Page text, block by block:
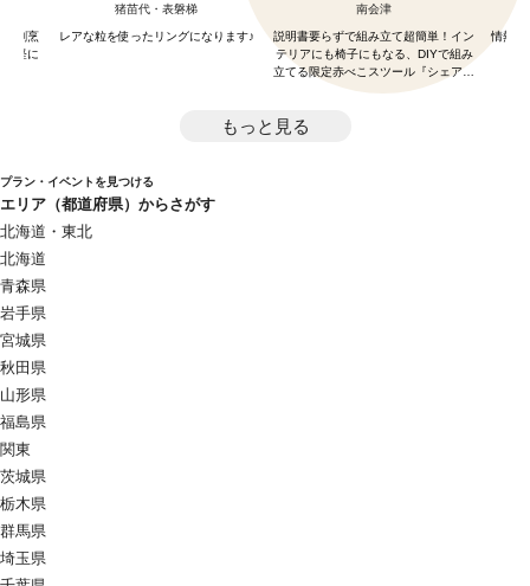
格割烹
軽に
猪苗代・表磐梯
レアな粒を使ったリングになります♪
南会津
説明書要らずで組み立て超簡単！イン
テリアにも椅子にもなる、DIYで組み
立てる限定赤べこスツール『シェアベ
コ』！
情熱を
もっと見る
プラン・イベントを見つける
エリア（都道府県）からさがす
北海道・東北
北海道
青森県
岩手県
宮城県
秋田県
山形県
福島県
関東
茨城県
栃木県
群馬県
埼玉県